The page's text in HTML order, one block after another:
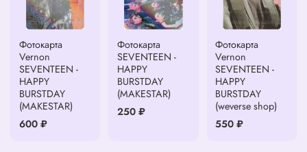
Фотокарта
Vernon
SEVENTEEN -
HAPPY
BURSTDAY
(MAKESTAR)
600 ₽
Фотокарта
SEVENTEEN -
HAPPY
BURSTDAY
(MAKESTAR)
250 ₽
Фотокарта
Vernon
SEVENTEEN -
HAPPY
BURSTDAY
(weverse shop)
550 ₽